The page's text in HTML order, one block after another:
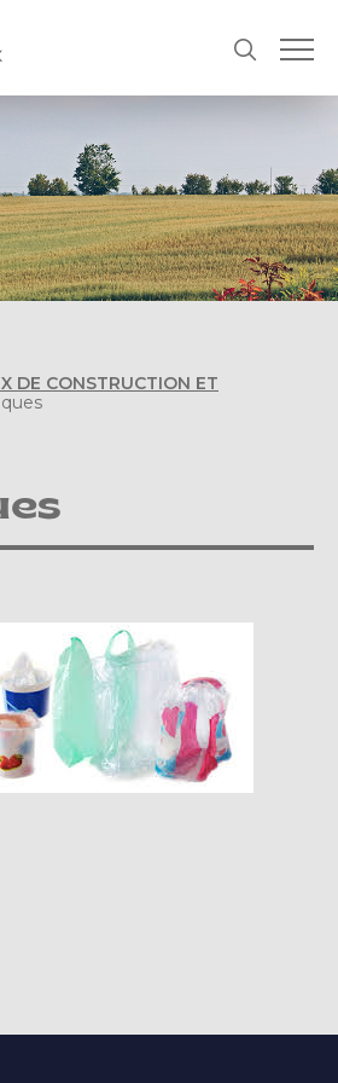
DE CONSTRUCTION ET